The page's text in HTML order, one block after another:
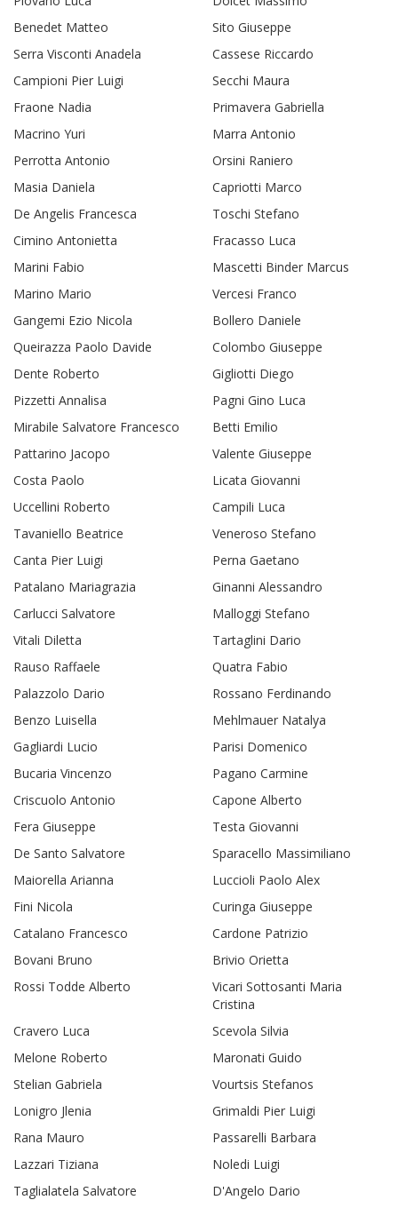
Benedet Matteo
Sito Giuseppe
Serra Visconti Anadela
Cassese Riccardo
Campioni Pier Luigi
Secchi Maura
Fraone Nadia
Primavera Gabriella
Macrino Yuri
Marra Antonio
Perrotta Antonio
Orsini Raniero
Masia Daniela
Capriotti Marco
De Angelis Francesca
Toschi Stefano
Cimino Antonietta
Fracasso Luca
Marini Fabio
Mascetti Binder Marcus
Marino Mario
Vercesi Franco
Gangemi Ezio Nicola
Bollero Daniele
Queirazza Paolo Davide
Colombo Giuseppe
Dente Roberto
Gigliotti Diego
Pizzetti Annalisa
Pagni Gino Luca
Mirabile Salvatore Francesco
Betti Emilio
Pattarino Jacopo
Valente Giuseppe
Costa Paolo
Licata Giovanni
Uccellini Roberto
Campili Luca
Tavaniello Beatrice
Veneroso Stefano
Canta Pier Luigi
Perna Gaetano
Patalano Mariagrazia
Ginanni Alessandro
Carlucci Salvatore
Malloggi Stefano
Vitali Diletta
Tartaglini Dario
Rauso Raffaele
Quatra Fabio
Palazzolo Dario
Rossano Ferdinando
Benzo Luisella
Mehlmauer Natalya
Gagliardi Lucio
Parisi Domenico
Bucaria Vincenzo
Pagano Carmine
Criscuolo Antonio
Capone Alberto
Fera Giuseppe
Testa Giovanni
De Santo Salvatore
Sparacello Massimiliano
Maiorella Arianna
Luccioli Paolo Alex
Fini Nicola
Curinga Giuseppe
Catalano Francesco
Cardone Patrizio
Bovani Bruno
Brivio Orietta
Rossi Todde Alberto
Vicari Sottosanti Maria
Cristina
Cravero Luca
Scevola Silvia
Melone Roberto
Maronati Guido
Stelian Gabriela
Vourtsis Stefanos
Lonigro Jlenia
Grimaldi Pier Luigi
Rana Mauro
Passarelli Barbara
Lazzari Tiziana
Noledi Luigi
Taglialatela Salvatore
D'Angelo Dario